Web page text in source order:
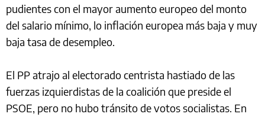
pudientes con el mayor aumento europeo del monto
del salario mínimo, lo inflación europea más baja y muy
baja tasa de desempleo.
El PP atrajo al electorado centrista hastiado de las
fuerzas izquierdistas de la coalición que preside el
PSOE, pero no hubo tránsito de votos socialistas. En